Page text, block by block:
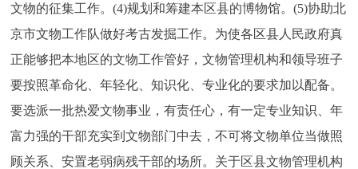
文物的征集工作。(4)规划和筹建本区县的博物馆。(5)协助北
京市文物工作队做好考古发掘工作。为使各区县人民政府真
正能够把本地区的文物工作管好，文物管理机构和领导班子
要按照革命化、年轻化、知识化、专业化的要求加以配备。
要选派一批热爱文物事业，有责任心，有一定专业知识、年
富力强的干部充实到文物部门中去，不可将文物单位当做照
顾关系、安置老弱病残干部的场所。关于区县文物管理机构